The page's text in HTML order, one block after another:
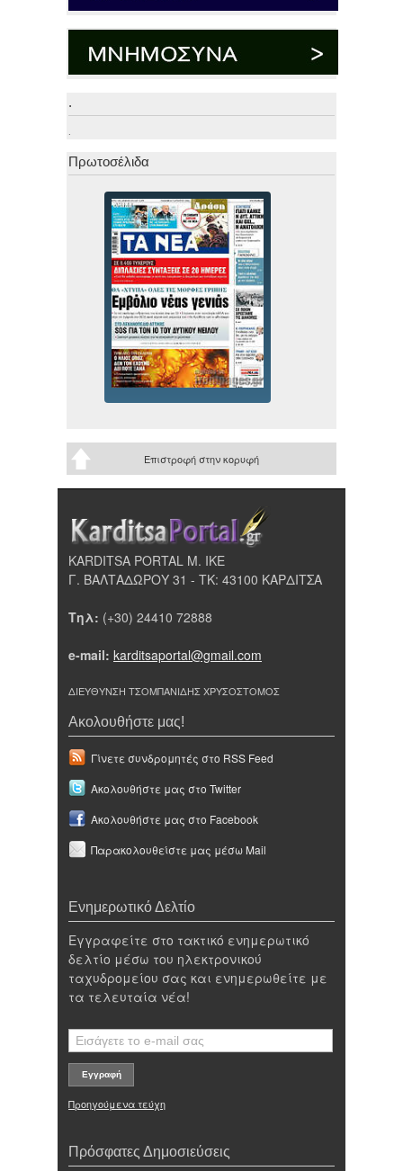
.
Πρωτοσέλιδα
Επιστροφή στην κορυφή
KARDITSA PORTAL Μ. ΙΚΕ
Γ. ΒΑΛΤΑΔΩΡΟΥ 31 - ΤΚ: 43100 ΚΑΡΔΙΤΣΑ
Τηλ: (+30) 24410 72888
e-mail: karditsaportal@gmail.com
ΔΙΕΥΘΥΝΣΗ ΤΣΟΜΠΑΝΙΔΗΣ ΧΡΥΣΟΣΤΟΜΟΣ
Ακολουθήστε μας!
Γίνετε συνδρομητές στο RSS Feed
Ακολουθήστε μας στο Twitter
Ακολουθήστε μας στο Facebook
Παρακολουθείστε μας μέσω Mail
Ενημερωτικό Δελτίο
Εγγραφείτε στο τακτικό ενημερωτικό
δελτίο μέσω του ηλεκτρονικού
ταχυδρομείου σας και ενημερωθείτε με
τα τελευταία νέα!
Προηγούμενα τεύχη
Πρόσφατες Δημοσιεύσεις